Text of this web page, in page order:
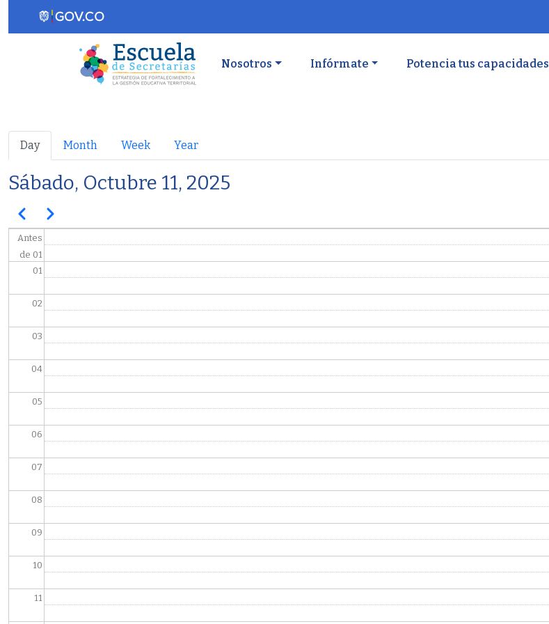
Pasar al contenido principal
Navegación principal
Nosotros Infórmate Potencia tus capacidades
Primary tabs
Day Month Week Year
Sábado, Octubre 11, 2025
Paginación
AnteriorSiguiente
Antes
de 01
01
02
03
04
05
06
07
08
09
10
11